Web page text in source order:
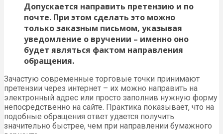
Допускается направить претензию и по
почте. При этом сделать это можно
только заказным письмом, указывая
уведомление о вручении – именно оно
будет являться фактом направления
обращения.
Зачастую современные торговые точки принимают
претензии через интернет – их можно направить на
электронный адрес или просто заполнив нужную форму
непосредственно на сайте. Практика показывает, что на
подобные обращения ответ удается получить
значительно быстрее, чем при направлении бумажного